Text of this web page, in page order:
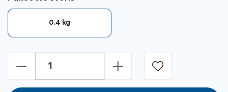
0.4 kg
- +